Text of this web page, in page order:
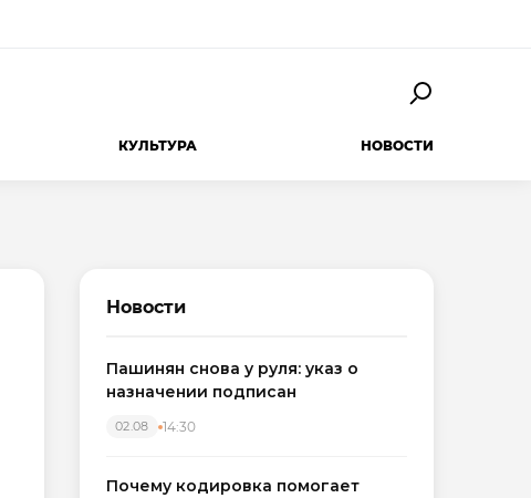
КУЛЬТУРА НОВОСТИ
Новости
Пашинян снова у руля: указ о
назначении подписан
02.08 14:30
Почему кодировка помогает